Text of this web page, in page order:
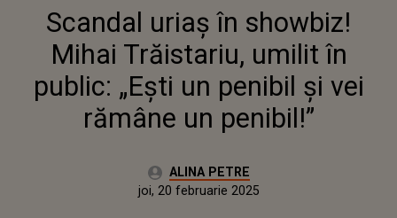
MIHAI TRĂISTARIU, UMILIT ÎN
PUBLIC: „EȘTI UN PENIBIL ȘI
VEI RĂMÂNE UN PENIBIL!”
Scandal uriaș în showbiz!
Mihai Trăistariu, umilit în
public: „Ești un penibil și vei
rămâne un penibil!”
Autor:ALINA PETRE
Actualizat:
joi, 20 februarie 2025